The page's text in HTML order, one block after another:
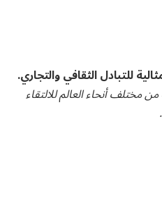
للتبادل الثقافي والتجاري.
أنحاء العالم للالتقاء